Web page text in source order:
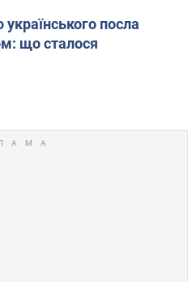
посла
що сталося